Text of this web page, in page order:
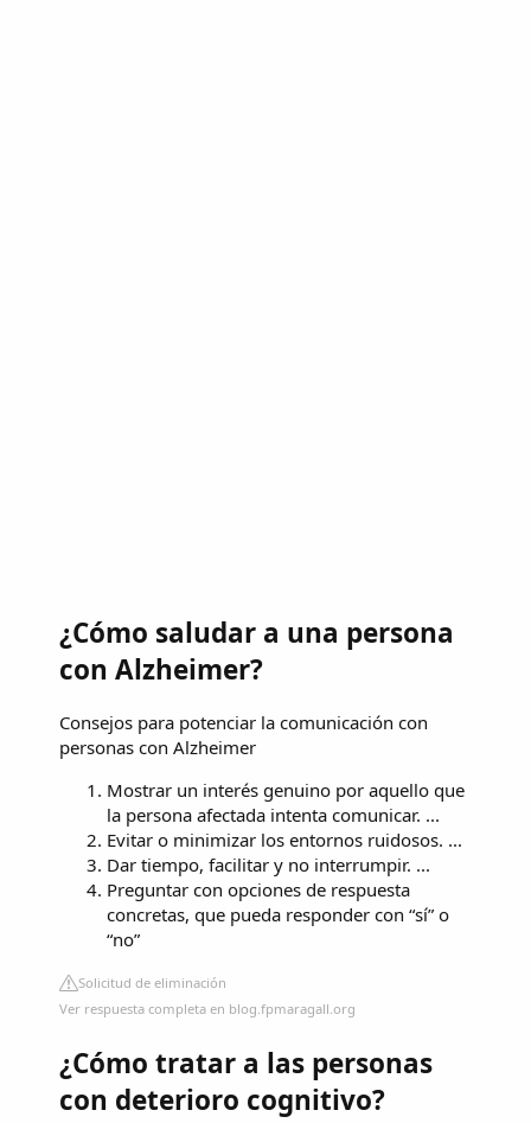
¿Cómo saludar a una persona
con Alzheimer?
Consejos para potenciar la comunicación con
personas con Alzheimer
Mostrar un interés genuino por aquello que
la persona afectada intenta comunicar. ...
Evitar o minimizar los entornos ruidosos. ...
Dar tiempo, facilitar y no interrumpir. ...
Preguntar con opciones de respuesta
concretas, que pueda responder con “sí” o
“no”
Solicitud de eliminación
Ver respuesta completa en blog.fpmaragall.org
¿Cómo tratar a las personas
con deterioro cognitivo?